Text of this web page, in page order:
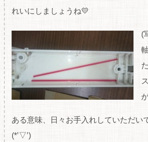
れいにしましょうね💛
(
ある意味、日々お手入れしていただい
(*’▽’)